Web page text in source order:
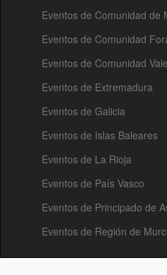
Eventos de Comunidad de
Eventos de Comunidad
Eventos de Comunidad
Eventos de Extremadura
Eventos de Galicia
Eventos de Islas Baleares
Eventos de La Rioja
Eventos de País Vasco
Eventos de Principado de
Eventos de Región de